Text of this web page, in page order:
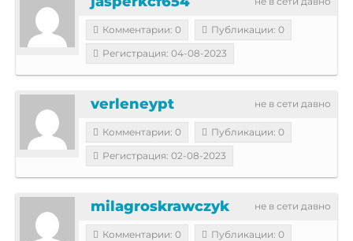
Комментарии: 0
Публикации: 0
Регистрация: 04-08-2023
не в сети давно
verleneypt
Комментарии: 0
Публикации: 0
Регистрация: 02-08-2023
не в сети давно
milagroskrawczyk
Комментарии: 0
Публикации: 0